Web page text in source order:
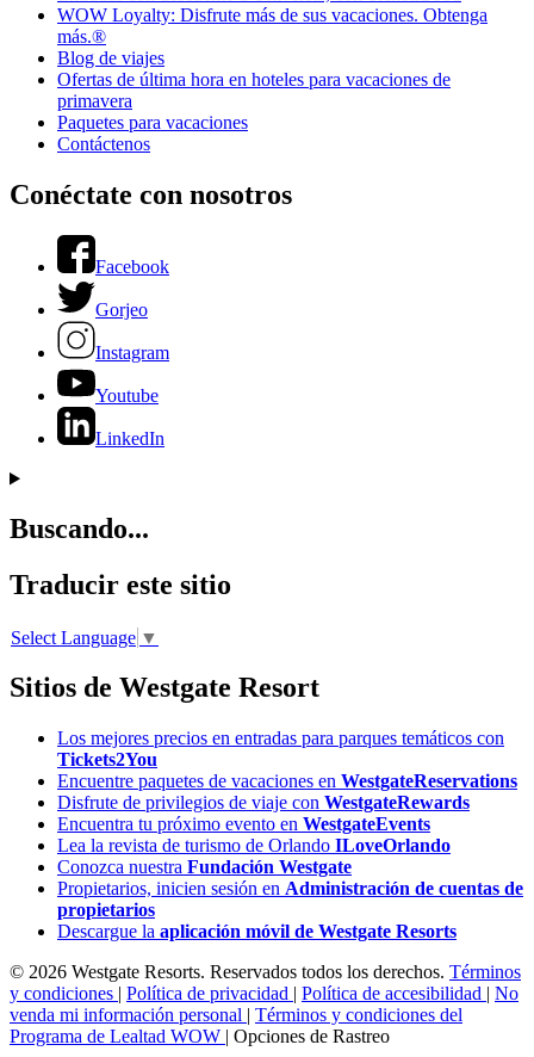
WOW Loyalty: Disfrute más de sus vacaciones. Obtenga
más.®
Blog de viajes
Ofertas de última hora en hoteles para vacaciones de
primavera
Paquetes para vacaciones
Contáctenos
Conéctate con nosotros
Facebook
Gorjeo
Instagram
Youtube
LinkedIn
Buscando...
Traducir este sitio
Select Language ▼
Sitios de Westgate Resort
Los mejores precios en entradas para parques temáticos con
Tickets2You
Encuentre paquetes de vacaciones en WestgateReservations
Disfrute de privilegios de viaje con WestgateRewards
Encuentra tu próximo evento en WestgateEvents
Lea la revista de turismo de Orlando ILoveOrlando
Conozca nuestra Fundación Westgate
Propietarios, inicien sesión en Administración de cuentas de
propietarios
Descargue la aplicación móvil de Westgate Resorts
© 2026 Westgate Resorts. Reservados todos los derechos. Términos
y condiciones | Política de privacidad | Política de accesibilidad | No
venda mi información personal | Términos y condiciones del
Programa de Lealtad WOW | Opciones de Rastreo